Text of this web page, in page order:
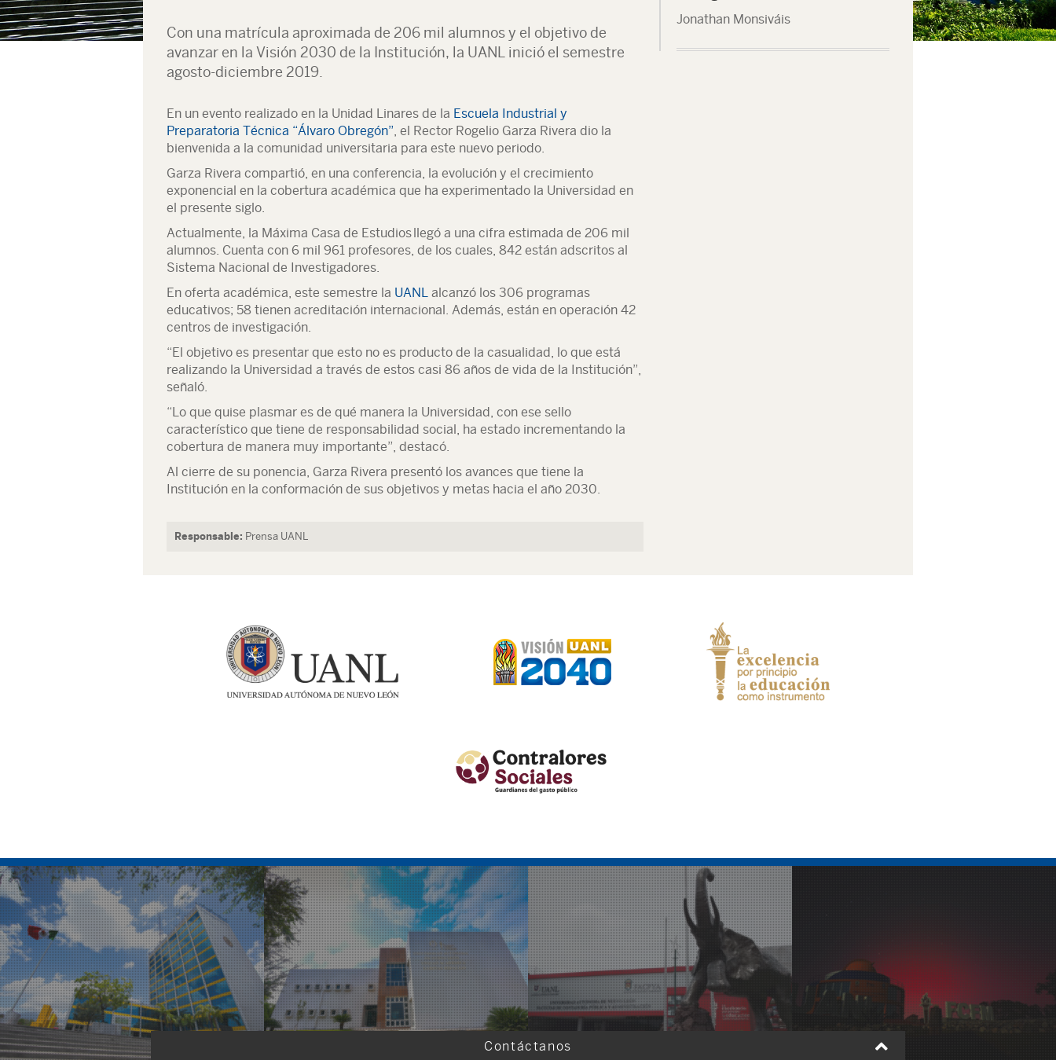
Con una matrícula aproximada de 206 mil alumnos y el objetivo de
avanzar en la Visión 2030 de la Institución, la UANL inició el semestre
agosto-diciembre 2019.
En un evento realizado en la Unidad Linares de la Escuela Industrial y
Preparatoria Técnica “Álvaro Obregón”, el Rector Rogelio Garza Rivera dio la
bienvenida a la comunidad universitaria para este nuevo periodo.
Garza Rivera compartió, en una conferencia, la evolución y el crecimiento
exponencial en la cobertura académica que ha experimentado la Universidad en
el presente siglo.
Actualmente, la Máxima Casa de Estudios llegó a una cifra estimada de 206 mil
alumnos. Cuenta con 6 mil 961 profesores, de los cuales, 842 están adscritos al
Sistema Nacional de Investigadores.
En oferta académica, este semestre la UANL alcanzó los 306 programas
educativos; 58 tienen acreditación internacional. Además, están en operación 42
centros de investigación.
“El objetivo es presentar que esto no es producto de la casualidad, lo que está
realizando la Universidad a través de estos casi 86 años de vida de la Institución”,
señaló.
“Lo que quise plasmar es de qué manera la Universidad, con ese sello
característico que tiene de responsabilidad social, ha estado incrementando la
cobertura de manera muy importante”, destacó.
Al cierre de su ponencia, Garza Rivera presentó los avances que tiene la
Institución en la conformación de sus objetivos y metas hacia el año 2030.
Responsable: Prensa UANL
Jonathan Monsiváis
Contáctanos